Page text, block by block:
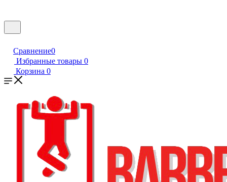
Сравнение0
Избранные товары 0
Корзина 0